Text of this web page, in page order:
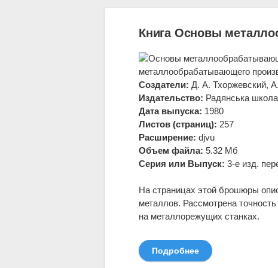
Книга Основы
металлообрабатывающего
Создатели: Д. А. Тхоржевский,
Издательство: Радянська школа
Дата выпуска: 1980
Листов (страниц): 257
Расширение: djvu
Объем файла: 5.32 Мб
Серия или Выпуск: 3-е изд.
На страницах этой брошюры
металлов. Рассмотрена
на металлорежущих станках.
Подробнее